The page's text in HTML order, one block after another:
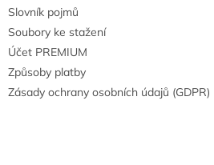
Slovník pojmů
Soubory ke stažení
Účet PREMIUM
Způsoby platby
Zásady ochrany osobních údajů (GDPR)